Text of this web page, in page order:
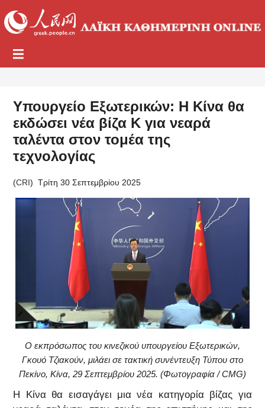
Υπουργείο Εξωτερικών: Η Κίνα θα
εκδώσει νέα βίζα Κ για νεαρά
ταλέντα στον τομέα της
τεχνολογίας
(CRI) Τρίτη 30 Σεπτεμβρίου 2025
Ο εκπρόσωπος του κινεζικού υπουργείου Εξωτερικών,
Γκουό Τζιακούν, μιλάει σε τακτική συνέντευξη Τύπου στο
Πεκίνο, Κίνα, 29 Σεπτεμβρίου 2025. (Φωτογραφία / CMG)
Η Κίνα θα εισαγάγει μια νέα κατηγορία βίζας για